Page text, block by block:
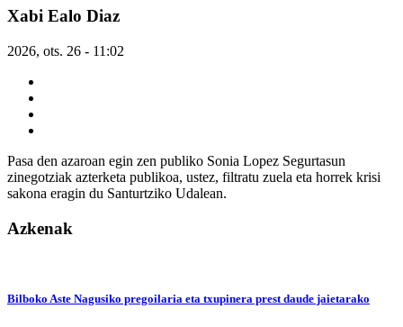
Xabi Ealo Diaz
2026, ots. 26 - 11:02
Pasa den azaroan egin zen publiko Sonia Lopez Segurtasun
zinegotziak azterketa publikoa, ustez, filtratu zuela eta horrek krisi
sakona eragin du Santurtziko Udalean.
Azkenak
Bilboko Aste Nagusiko pregoilaria eta txupinera prest daude jaietarako